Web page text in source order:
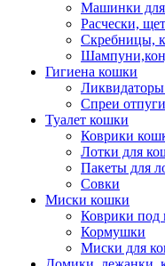
Машинки
Расчески,
Скребницы,
Гигиена кошки
Ликвидаторы
Спреи
Туалет кошки
Коврики
Лотки для
Пакеты для
Совки
Миски кошки
Коврики под
Кормушки
Миски для